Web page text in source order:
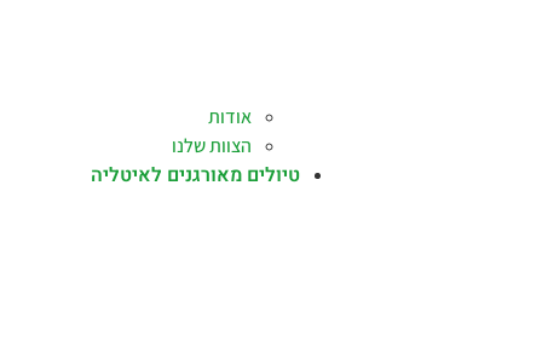
אודות
הצוות שלנו
טיולים מאורגנים לאיטליה